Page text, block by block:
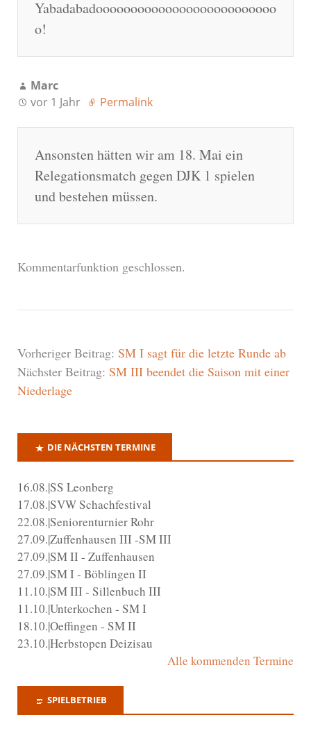
Yabadabadoooooooooooooooooooooooooo
o!
Marc
vor 1 Jahr
Permalink
Ansonsten hätten wir am 18. Mai ein
Relegationsmatch gegen DJK 1 spielen
und bestehen müssen.
Kommentarfunktion geschlossen.
Vorheriger Beitrag: SM I sagt für die letzte Runde ab
Nächster Beitrag: SM III beendet die Saison mit einer
Niederlage
DIE NÄCHSTEN TERMINE
16.08.|SS Leonberg
17.08.|SVW Schachfestival
22.08.|Seniorenturnier Rohr
27.09.|Zuffenhausen III -SM III
27.09.|SM II - Zuffenhausen
27.09.|SM I - Böblingen II
11.10.|SM III - Sillenbuch III
11.10.|Unterkochen - SM I
18.10.|Oeffingen - SM II
23.10.|Herbstopen Deizisau
Alle kommenden Termine
SPIELBETRIEB